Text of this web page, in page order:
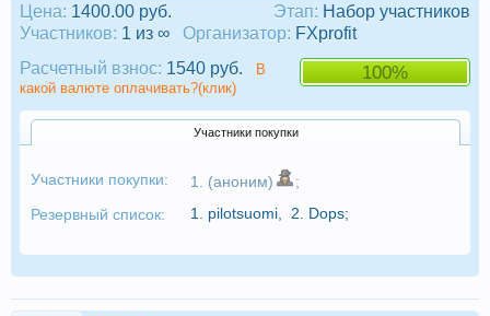
Этап: Набор участников
Цена: 1400.00 руб.
Участников: 1 из ∞ Организатор: FXprofit
100%
Расчетный взнос: 1540 руб.
В
какой валюте оплачивать?(клик)
Участники покупки
Участники покупки: 1. (аноним)
;
Резервный список:
1. pilotsuomi 2. Dops;